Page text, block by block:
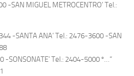
-SAN MIGUEL METROCENTRO’ Tel.:
-SANTA ANA’ Tel.: 2476-3600 -SAN
-SONSONATE’ Tel.: 2404-5000 º…“